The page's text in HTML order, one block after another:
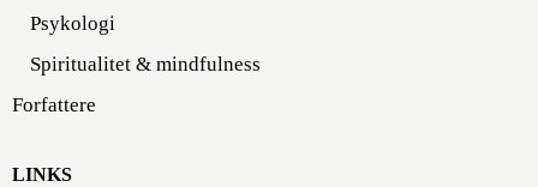
Psykologi
Spiritualitet & mindfulness
Forfattere
LINKS